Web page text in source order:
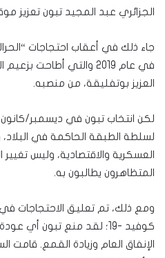
الجزائري عبد المجيد تبون تعزيز
جاء ذلك في أعقاب احتجاجات
في عام 2019 والتي أطاحت
العزيز بوتفليقة، من منصبه.
لسلطة الطبقة الحاكمة في
العسكرية والاقتصادية، وليس
المتظاهرون يطالبون به.
كوفيد -19؛ لقد منع تبون
الإنفاق العام وزيادة القمع.